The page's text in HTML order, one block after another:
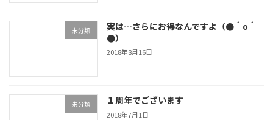
未分類
実は…さらにお得なんですよ（●＾o＾
●）
2018年8月16日
未分類 １周年でございます
2018年7月1日